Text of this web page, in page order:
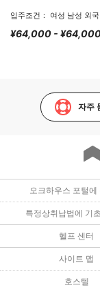
입주조건： 여성 남성 외
¥64,000 -
자주
오크하우스 포털에
특정상취납법에 기
헬프 센터
사이트 맵
호스텔